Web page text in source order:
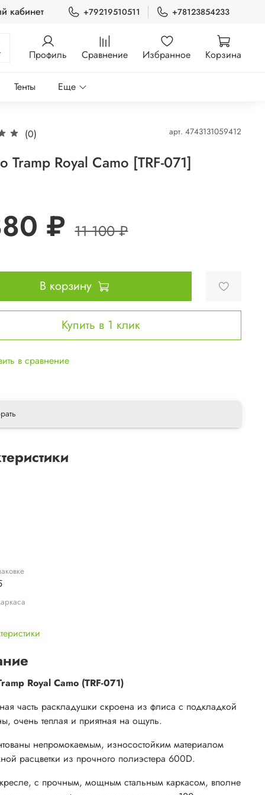
кабинет +79219510511 +78123854233
Профиль Сравнение Избранное Корзина
Тенты Еще
(0) арт. 4743131059412
Tramp Royal Camo [TRF-071]
₽ 11 100 ₽
В корзину
Купить в 1 клик
в сравнение
Royal Camo (TRF-071)
часть раскладушки скроена из флиса с подкладкой
очень теплая и приятная на ощупь.
непромокаемым, износостойким материалом
расцветки из прочного полиэстера 600D.
с прочным, мощным стальным каркасом, вполне